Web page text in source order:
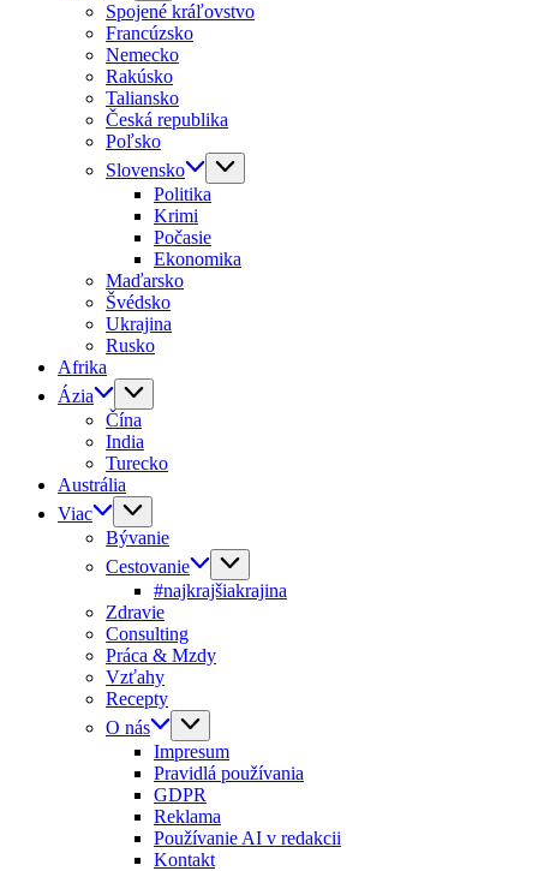
Spojené kráľovstvo
Francúzsko
Nemecko
Rakúsko
Taliansko
Česká republika
Poľsko
Slovensko
Politika
Krimi
Počasie
Ekonomika
Maďarsko
Švédsko
Ukrajina
Rusko
Afrika
Ázia
Čína
India
Turecko
Austrália
Viac
Bývanie
Cestovanie
#najkrajšiakrajina
Zdravie
Consulting
Práca & Mzdy
Vzťahy
Recepty
O nás
Impresum
Pravidlá používania
GDPR
Reklama
Používanie AI v redakcii
Kontakt